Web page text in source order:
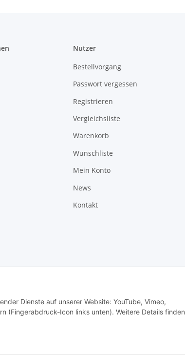
Dienste auf unserer Website: YouTube, Vimeo,
(Fingerabdruck-Icon links unten). Weitere Details finden
Nutzer
Bestellvorgang
Passwort vergessen
Registrieren
Vergleichsliste
Warenkorb
Wunschliste
Mein Konto
News
Kontakt